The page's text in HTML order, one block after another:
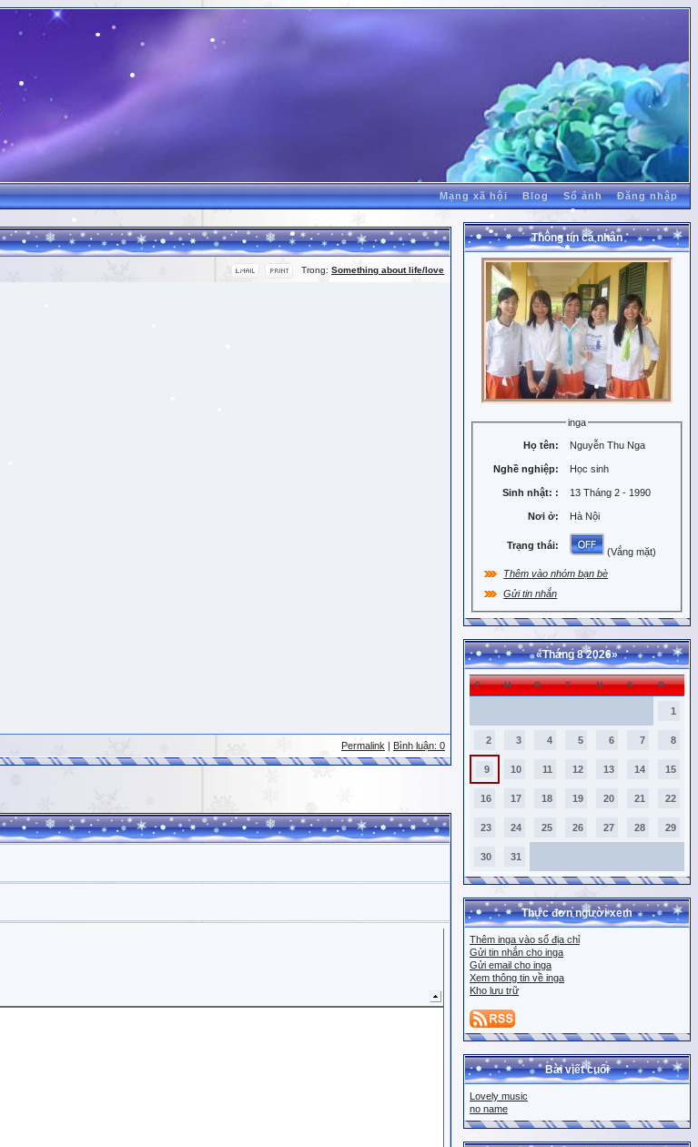
Mạng xã hội Blog Sổ ảnh Đăng nhập
Trong: Something about life/love
Permalink Bình luận: 0
Thông tin cá nhân
inga
Họ tên: Nguyễn Thu Nga
Nghề nghiệp: Học sinh
Sinh nhật: : 13 Tháng 2 - 1990
Nơi ở: Hà Nội
Trạng thái:
(Vắng mặt)
Thêm vào nhóm bạn bè
Gửi tin nhắn
«Tháng 8 2026»
C H B T N S B
1
2 3 4 5 6 7 8
9 10 11 12 13 14 15
16 17 18 19 20 21 22
23 24 25 26 27 28 29
30 31
Thực đơn người xem
Thêm inga vào sổ địa chỉ
Gửi tin nhắn cho inga
Gửi email cho inga
Xem thông tin về inga
Kho lưu trữ
Bài viết cuối
Lovely music
no name